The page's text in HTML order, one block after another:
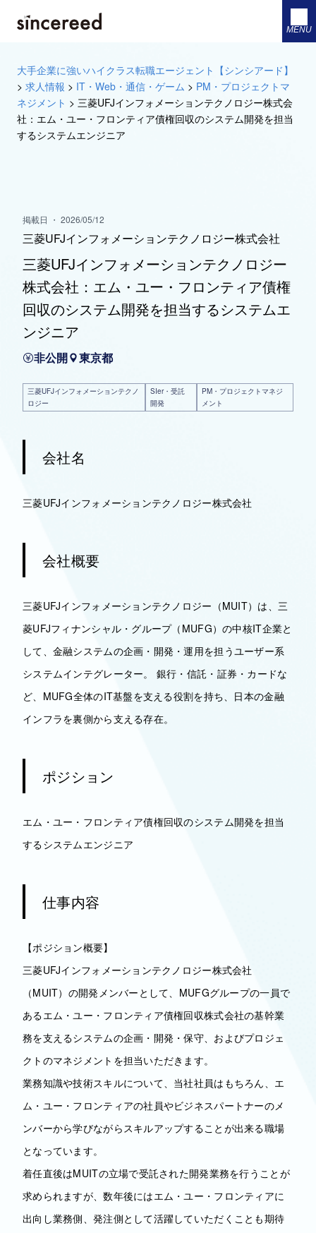
MENU
大手企業に強いハイクラス転職エージェント【シンシアード】
> 求人情報 > IT・Web・通信・ゲーム > PM・プロジェクトマ
ネジメント > 三菱UFJインフォメーションテクノロジー株式会
社：エム・ユー・フロンティア債権回収のシステム開発を担当
するシステムエンジニア
掲載日 ・ 2026/05/12
三菱UFJインフォメーションテクノロジー株式会社
三菱UFJインフォメーションテクノロジー
株式会社：エム・ユー・フロンティア債権
回収のシステム開発を担当するシステムエ
ンジニア
非公開 東京都
三菱UFJインフォメーションテクノ
ロジー
SIer・受託
開発
PM・プロジェクトマネジ
メント
会社名
三菱UFJインフォメーションテクノロジー株式会社
会社概要
三菱UFJインフォメーションテクノロジー（MUIT）は、三
菱UFJフィナンシャル・グループ（MUFG）の中核IT企業と
して、金融システムの企画・開発・運用を担うユーザー系
システムインテグレーター。 銀行・信託・証券・カードな
ど、MUFG全体のIT基盤を支える役割を持ち、日本の金融
インフラを裏側から支える存在。
ポジション
エム・ユー・フロンティア債権回収のシステム開発を担当
するシステムエンジニア
仕事内容
【ポジション概要】
三菱UFJインフォメーションテクノロジー株式会社
（MUIT）の開発メンバーとして、MUFGグループの一員で
あるエム・ユー・フロンティア債権回収株式会社の基幹業
務を支えるシステムの企画・開発・保守、およびプロジェ
クトのマネジメントを担当いただきます。
業務知識や技術スキルについて、当社社員はもちろん、エ
ム・ユー・フロンティアの社員やビジネスパートナーのメ
ンバーから学びながらスキルアップすることが出来る職場
となっています。
着任直後はMUITの立場で受託された開発業務を行うことが
求められますが、数年後にはエム・ユー・フロンティアに
出向し業務側、発注側として活躍していただくことも期待